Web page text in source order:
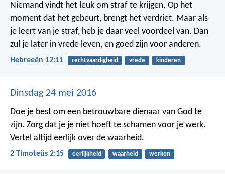
Niemand vindt het leuk om straf te krijgen. Op het
moment dat het gebeurt, brengt het verdriet. Maar als
je leert van je straf, heb je daar veel voordeel van. Dan
zul je later in vrede leven, en goed zijn voor anderen.
Hebreeën 12:11 rechtvaardigheid vrede kinderen
Dinsdag 24 mei 2016
Doe je best om een betrouwbare dienaar van God te
zijn. Zorg dat je je niet hoeft te schamen voor je werk.
Vertel altijd eerlijk over de waarheid.
2 Timoteüs 2:15 eerlijkheid waarheid werken